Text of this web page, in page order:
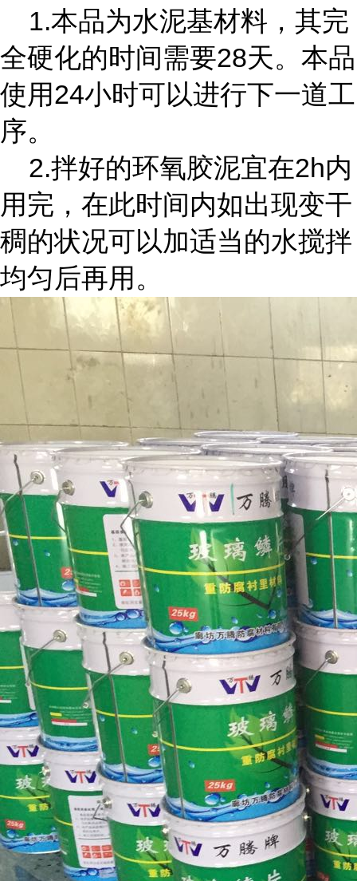
1.本品为水泥基材料，其完
全硬化的时间需要28天。本品
使用24小时可以进行下一道工
序。
2.拌好的环氧胶泥宜在2h内
用完，在此时间内如出现变干
稠的状况可以加适当的水搅拌
均匀后再用。